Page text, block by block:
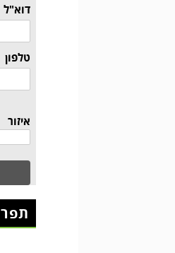
דוא"ל
טלפון
איזור